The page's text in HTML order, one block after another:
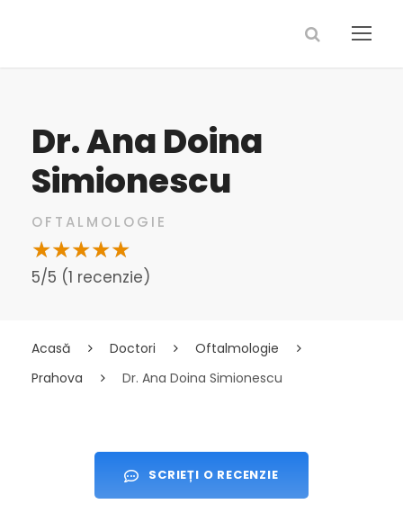
Dr. Ana Doina
Simionescu
OFTALMOLOGIE
5/5 (1 recenzie)
Acasă Doctori
Oftalmologie
Prahova
Dr. Ana Doina Simionescu
SCRIEȚI O RECENZIE